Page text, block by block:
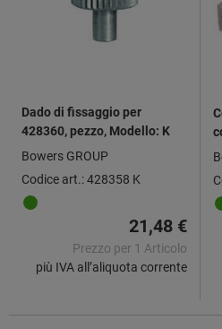
Dado di fissaggio per
428360, pezzo, Modello: K
Bowers GROUP
Codice art.: 428358 K
21,48 €
Prezzo per 1 Articolo
più IVA all’aliquota corrente